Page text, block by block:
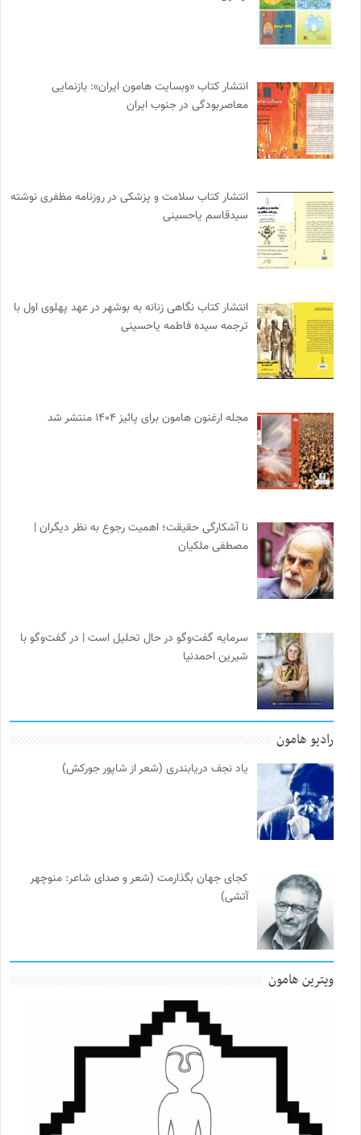
انتشار کتاب «وبسایت هامون ایران»: بازنمایی
معاصربودگی در جنوب ایران
انتشار کتاب سلامت و پزشکی در روزنامه مظفری نوشته
سیدقاسم یاحسینی
انتشار کتاب نگاهی زنانه به بوشهر در عهد پهلوی اول با
ترجمه سیده فاطمه یاحسینی
مجله ارغنون هامون برای پائیز ۱۴۰۴ منتشر شد
نا آشکارگی حقیقت؛ اهمیت رجوع به نظر دیگران |
مصطفی ملکیان
سرمایه گفت‌وگو در حال تحلیل است | در گفت‌وگو با
شیرین احمدنیا
رادیو هامون
یاد نجف دریابندری (شعر از شاپور جورکش)
کجای جهان بگذارمت (شعر و صدای شاعر: منوچهر
آتشی)
ویترین هامون